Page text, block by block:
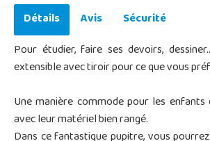
Détails Avis
Sécurité
Pour étudier, faire ses devoirs,
extensible avec tiroir pour ce que vous
Une manière commode pour les
avec leur matériel bien rangé.